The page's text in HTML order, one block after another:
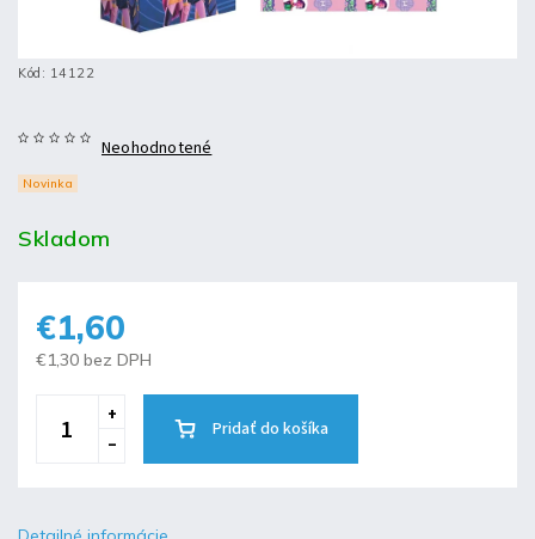
Kód: 14122
Novinka
Neohodnotené
Skladom
€1,60
€1,30 bez DPH
Pridať do košíka